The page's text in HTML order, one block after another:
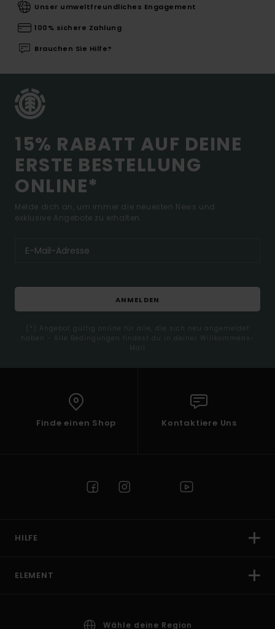
Unser umweltfreundliches Engagement
100% sichere Zahlung
Brauchen Sie Hilfe?
15% RABATT AUF DEINE
ERSTE BESTELLUNG
ONLINE*
Melde dich an, um immer die neuesten News und
exklusive Angebote zu erhalten.
ANMELDEN
(*) Angebot gültig online für alle, die sich neu angemeldet
haben - Alle Bedingungen findest du in deiner Willkommens-
Mail
Finde einen Shop Kontaktiere Uns
HILFE
ELEMENT
Wähle deine Region